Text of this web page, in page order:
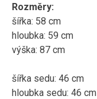
Rozměry:
šířka: 58 cm
hloubka: 59 cm
výška: 87 cm
šířka sedu: 46 cm
hloubka sedu: 46 cm